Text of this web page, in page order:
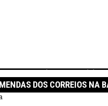
na Bahia e apreendidas
DOS CORREIOS NA